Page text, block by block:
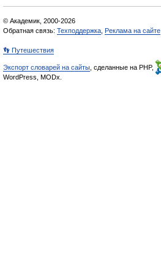
© Академик, 2000-2026
Обратная связь: Техподдержка Реклама на сайте
👣 Путешествия
Экспорт словарей на сайты , сделанные на PHP,
WordPress, MODx.